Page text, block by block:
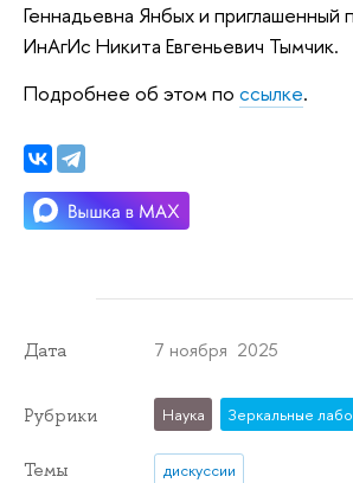
Геннадьевна Янбых и приглашенный
ИнАгИс Никита Евгеньевич Тымчик.
Подробнее об этом по ссылке.
Дата 7 ноября 2025
Рубрики Наука Зеркальные
Темы
дискуссии